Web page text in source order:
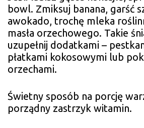
bowl. Zmiksuj banana, garść
awokado, trochę mleka
masła orzechowego. Takie
uzupełnij dodatkami –
płatkami kokosowymi lub
orzechami.
Świetny sposób na porcję
porządny zastrzyk witamin.